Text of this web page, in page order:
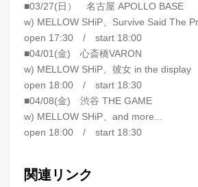
■03/27(日） 名古屋 APOLLO
w) MELLOW SHiP、Survive Said The
open 17:30 / start 18:00
■04/01(金) 心斎橋
w) MELLOW SHiP、彼女 in the display
open 18:00 / start 18:30
■04/08(金) 渋谷 THE
w) MELLOW SHiP、and more...
open 18:00 / start 18:30
関連リンク